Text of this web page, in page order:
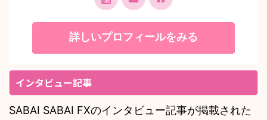
詳しいプロフィールをみる
インタビュー記事
SABAI SABAI FXのインタビュー記事が掲載された